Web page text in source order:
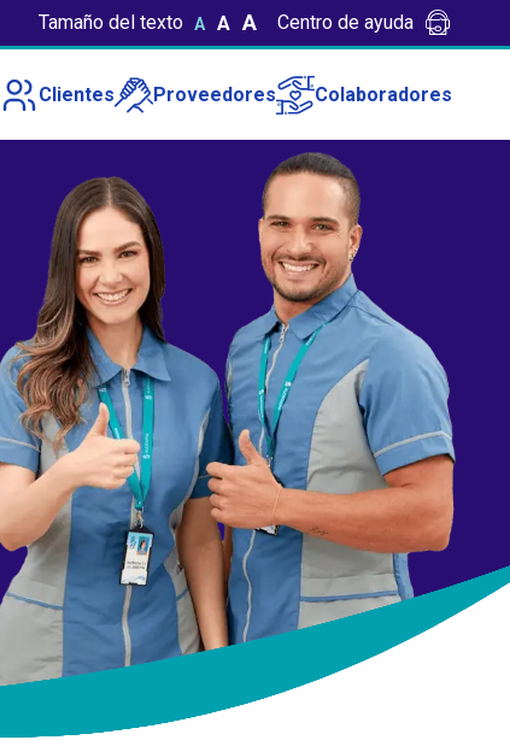
Tamaño del texto A A A Centro de ayuda
Clientes Proveedores Colaboradores